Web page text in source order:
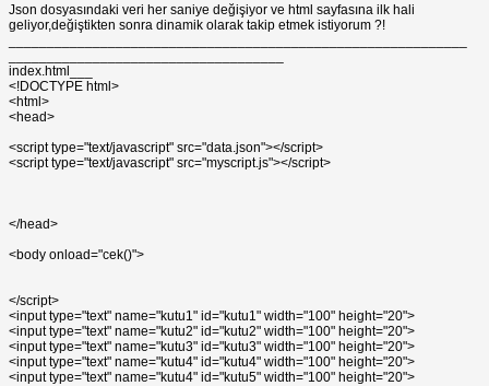
Json dosyasındaki veri her saniye değişiyor ve html sayfasına ilk hali
geliyor,değiştikten sonra dinamik olarak takip etmek istiyorum ?!
index.html___
<!DOCTYPE html>
<html>
<head>
<script type="text/javascript" src="data.json"></script>
<script type="text/javascript" src="myscript.js"></script>
</head>
<body onload="cek()">
</script>
<input type="text" name="kutu1" id="kutu1" width="100" height="20">
<input type="text" name="kutu2" id="kutu2" width="100" height="20">
<input type="text" name="kutu3" id="kutu3" width="100" height="20">
<input type="text" name="kutu4" id="kutu4" width="100" height="20">
<input type="text" name="kutu4" id="kutu5" width="100" height="20">